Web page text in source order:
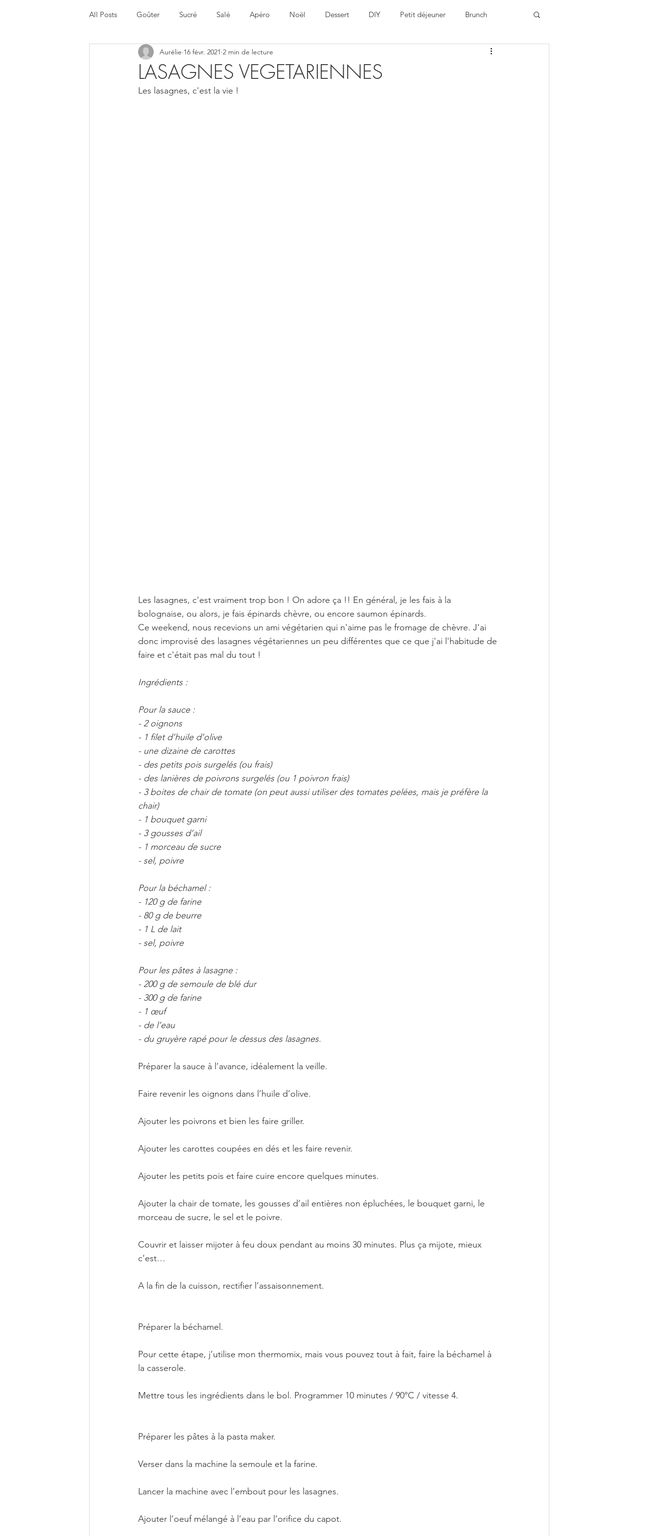
All Posts Goûter Sucré Salé Apéro Noël Dessert DIY Petit déjeuner Brunch
Halloween Menu de la semaine Healthy
LASAGNES VEGETARIENNES
Aurélie 16 févr. 2021 2 min de lecture
Les lasagnes, c'est la vie !
Les lasagnes, c'est vraiment trop bon ! On adore ça !! En général, je les fais à la
bolognaise, ou alors, je fais épinards chèvre, ou encore saumon épinards.
Ce weekend, nous recevions un ami végétarien qui n'aime pas le fromage de chèvre. J'ai
donc improvisé des lasagnes végétariennes un peu différentes que ce que j'ai l'habitude de
faire et c'était pas mal du tout !
Ingrédients :
Pour la sauce :
- 2 oignons
- 1 filet d’huile d’olive
- une dizaine de carottes
- des petits pois surgelés (ou frais)
- des lanières de poivrons surgelés (ou 1 poivron frais)
- 3 boites de chair de tomate (on peut aussi utiliser des tomates pelées, mais je préfère la
chair)
- 1 bouquet garni
- 3 gousses d’ail
- 1 morceau de sucre
- sel, poivre
Pour la béchamel :
- 120 g de farine
- 80 g de beurre
- 1 L de lait
- sel, poivre
Pour les pâtes à lasagne :
- 200 g de semoule de blé dur
- 300 g de farine
- 1 œuf
- de l’eau
- du gruyère rapé pour le dessus des lasagnes.
Préparer la sauce à l’avance, idéalement la veille.
Faire revenir les oignons dans l’huile d’olive.
Ajouter les poivrons et bien les faire griller.
Ajouter les carottes coupées en dés et les faire revenir.
Ajouter les petits pois et faire cuire encore quelques minutes.
Ajouter la chair de tomate, les gousses d’ail entières non épluchées, le bouquet garni, le
morceau de sucre, le sel et le poivre.
Couvrir et laisser mijoter à feu doux pendant au moins 30 minutes. Plus ça mijote, mieux
c’est…
A la fin de la cuisson, rectifier l’assaisonnement.
Préparer la béchamel.
Pour cette étape, j’utilise mon thermomix, mais vous pouvez tout à fait, faire la béchamel à
la casserole.
Mettre tous les ingrédients dans le bol. Programmer 10 minutes / 90°C / vitesse 4.
Préparer les pâtes à la pasta maker.
Verser dans la machine la semoule et la farine.
Lancer la machine avec l’embout pour les lasagnes.
Ajouter l’oeuf mélangé à l’eau par l’orifice du capot.